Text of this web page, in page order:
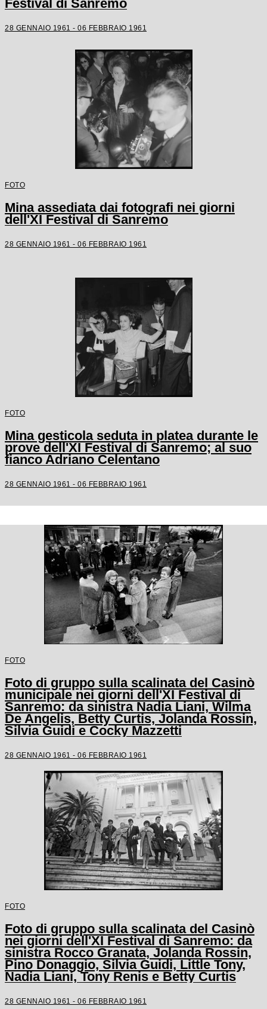
Festival di Sanremo
28 GENNAIO 1961 - 06 FEBBRAIO 1961
FOTO
Mina assediata dai fotografi nei giorni
dell'XI Festival di Sanremo
28 GENNAIO 1961 - 06 FEBBRAIO 1961
FOTO
Mina gesticola seduta in platea durante le
prove dell'XI Festival di Sanremo; al suo
fianco Adriano Celentano
28 GENNAIO 1961 - 06 FEBBRAIO 1961
FOTO
Foto di gruppo sulla scalinata del Casinò
municipale nei giorni dell'XI Festival di
Sanremo: da sinistra Nadia Liani, Wilma
De Angelis, Betty Curtis, Jolanda Rossin,
Silvia Guidi e Cocky Mazzetti
28 GENNAIO 1961 - 06 FEBBRAIO 1961
FOTO
Foto di gruppo sulla scalinata del Casinò
nei giorni dell'XI Festival di Sanremo: da
sinistra Rocco Granata, Jolanda Rossin,
Pino Donaggio, Silvia Guidi, Little Tony,
Nadia Liani, Tony Renis e Betty Curtis
28 GENNAIO 1961 - 06 FEBBRAIO 1961